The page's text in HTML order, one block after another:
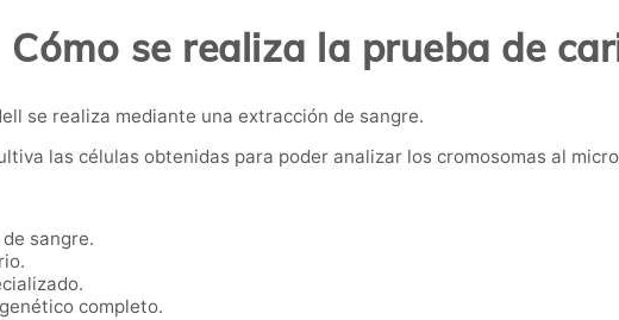
Cómo se realiza la prueba de
se realiza mediante una extracción de sangre.
las células obtenidas para poder analizar los cromosomas al
sangre.
completo.